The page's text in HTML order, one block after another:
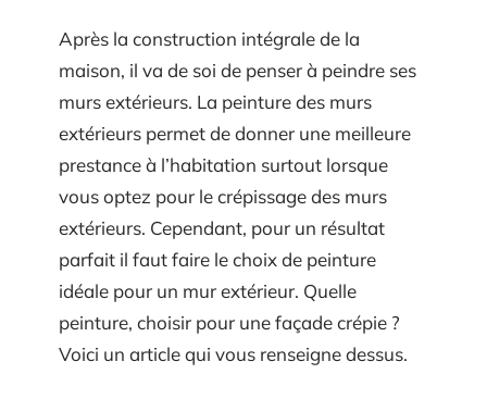
Après la construction intégrale de la
maison, il va de soi de penser à peindre ses
murs extérieurs. La peinture des murs
extérieurs permet de donner une meilleure
prestance à l’habitation surtout lorsque
vous optez pour le crépissage des murs
extérieurs. Cependant, pour un résultat
parfait il faut faire le choix de peinture
idéale pour un mur extérieur. Quelle
peinture, choisir pour une façade crépie ?
Voici un article qui vous renseigne dessus.